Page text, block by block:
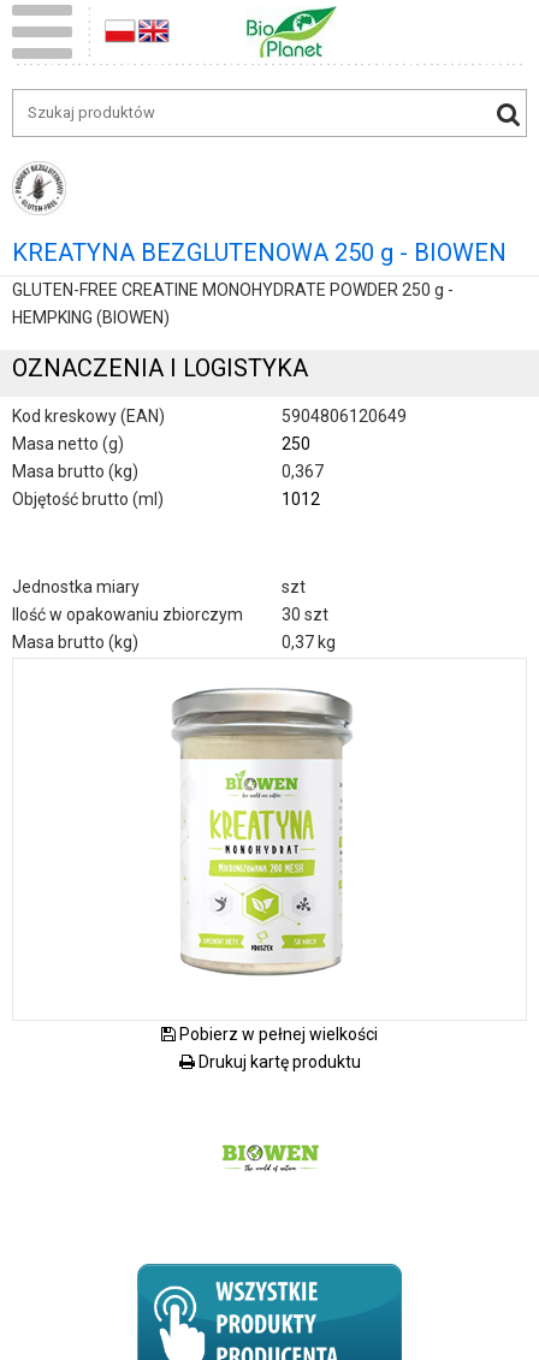
KREATYNA BEZGLUTENOWA 250 g - BIOWEN
GLUTEN-FREE CREATINE MONOHYDRATE POWDER 250 g -
HEMPKING (BIOWEN)
OZNACZENIA I LOGISTYKA
Kod kreskowy (EAN)
5904806120649
Masa netto (g)
250
Masa brutto (kg)
0,367
Objętość brutto (ml)
1012
Jednostka miary
szt
Ilość w opakowaniu zbiorczym
30 szt
Masa brutto (kg)
0,37 kg
Pobierz w pełnej wielkości
Drukuj kartę produktu